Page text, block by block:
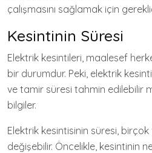
çalışmasını sağlamak için
Kesintinin Süresi
Elektrik kesintileri, maalesef
bir durumdur. Peki, elektrik
ve tamir süresi tahmin edilebilir
bilgiler.
Elektrik kesintisinin süresi,
değişebilir. Öncelikle, kesintinin